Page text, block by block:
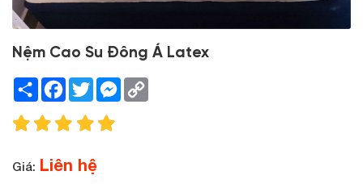
Nệm Cao Su Đông Á Latex
ShareFacebook
TwitterMessenger
Giá: Liên hệ